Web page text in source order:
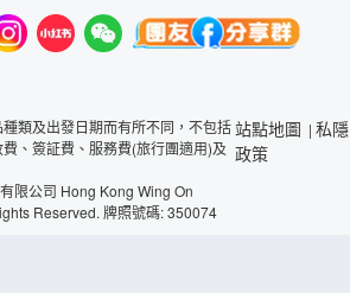
類及出發日期而有所不同，不包括
、簽証費、服務費(旅行團適用)及
限公司 Hong Kong Wing On
Reserved. 牌照號碼: 350074
站點地圖 | 私隱
政策